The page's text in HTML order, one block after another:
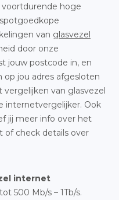
hoge
van glasvezel
door onze
jouw postcode in, en
jou adres afgesloten
van glasvezel
internetvergelijker. Ook
jij meer info over het
of check details over
internet
500 Mb/s – 1Tb/s.